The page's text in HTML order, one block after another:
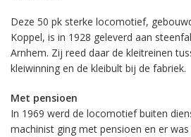
Deze 50 pk sterke locomotief,
Koppel, is in 1928 geleverd aan
Arnhem. Zij reed daar de kleitreinen
kleiwinning en de kleibult bij de fabriek.
Met pensioen
In 1969 werd de locomotief buiten
machinist ging met pensioen en er